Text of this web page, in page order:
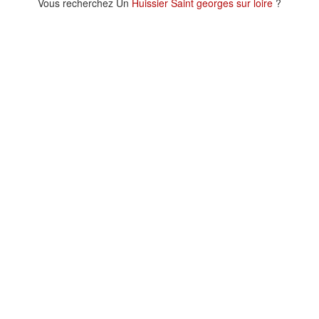
Vous recherchez Un Huissier Saint georges sur loire ?